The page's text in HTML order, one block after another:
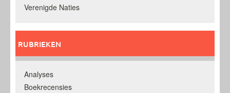
Verenigde Naties
RUBRIEKEN
Analyses
Boekrecensies